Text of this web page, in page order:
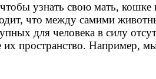
узнать свою мать, кошке
что между самими
для человека в силу
пространство. Например,